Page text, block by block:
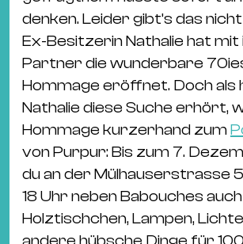
denken. Leider gibt’s das
Ex-Besitzerin Nathalie hat
Partner die wunderbare
Hommage eröffnet. Doch als
Nathalie diese Suche erhört,
Hommage kurzerhand zum
von Purpur: Bis zum 7.
du an der Mülhauserstrasse
18 Uhr neben Babouches
Holztischchen, Lampen,